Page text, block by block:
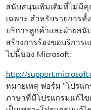
สนับสนุนเพิ่มเติมที่ไม่มี
เฉพาะ สําหรับรายการ
บริการลูกค้าและฝ่ายสนั
สร้างการร้องขอบริการ
ไปนี้ของ Microsoft:
http://
หมายเหตุ ฟอร์ม "โปรแ
ภาษาที่มีโปรแกรมแก้ไ